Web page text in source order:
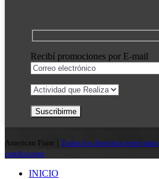
Recibí promociones por E-mail
American Fiure | Todos los derechos reservados
condiciones
INICIO